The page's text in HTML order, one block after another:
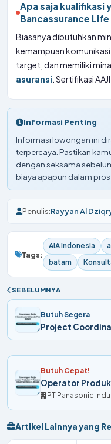
Apa saja kualifikasi
Bancassurance
Biasanya dibutuhkan
kemampuan
target, dan memiliki
asuransi . Sertifikasi
Informasi Penting
Informasi lowongan ini
terpercaya. Pastikan
dengan seksama
biaya apapun dalam
Penulis:Rayyan Al
Tags:
AIA Indonesia
batam
SEBELUMNYA
Butuh Segera
Project
Butuh Cepat!
Operator
PT Panasonic
Artikel Lainnya yang